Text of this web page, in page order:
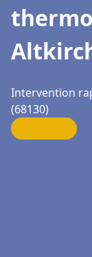
Intervention
(68130)